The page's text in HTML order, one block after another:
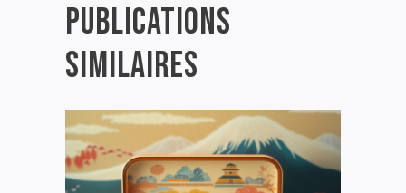
PUBLICATIONS
SIMILAIRES